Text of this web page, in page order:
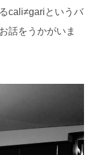
cali≠gariというバ
話をうかがいま